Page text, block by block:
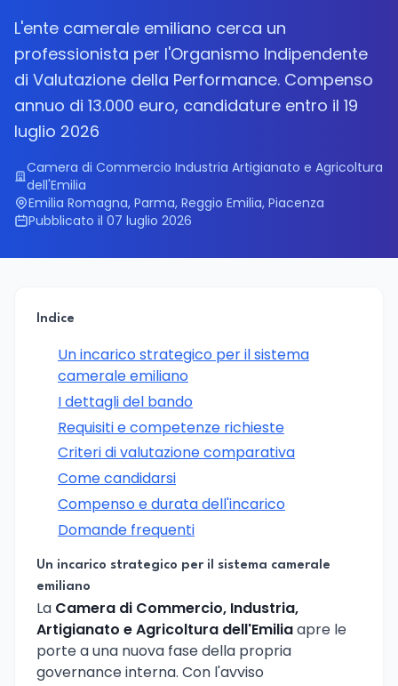
L'ente camerale emiliano cerca un
professionista per l'Organismo Indipendente
di Valutazione della Performance. Compenso
annuo di 13.000 euro, candidature entro il 19
luglio 2026
Camera di Commercio Industria Artigianato e Agricoltura
dell'Emilia
Emilia Romagna, Parma, Reggio Emilia, Piacenza
Pubblicato il 07 luglio 2026
Indice
Un incarico strategico per il sistema
camerale emiliano
I dettagli del bando
Requisiti e competenze richieste
Criteri di valutazione comparativa
Come candidarsi
Compenso e durata dell'incarico
Domande frequenti
Un incarico strategico per il sistema camerale
emiliano
La Camera di Commercio, Industria,
Artigianato e Agricoltura dell'Emiliaapre le
porte a una nuova fase della propria
governance interna. Con l'avviso